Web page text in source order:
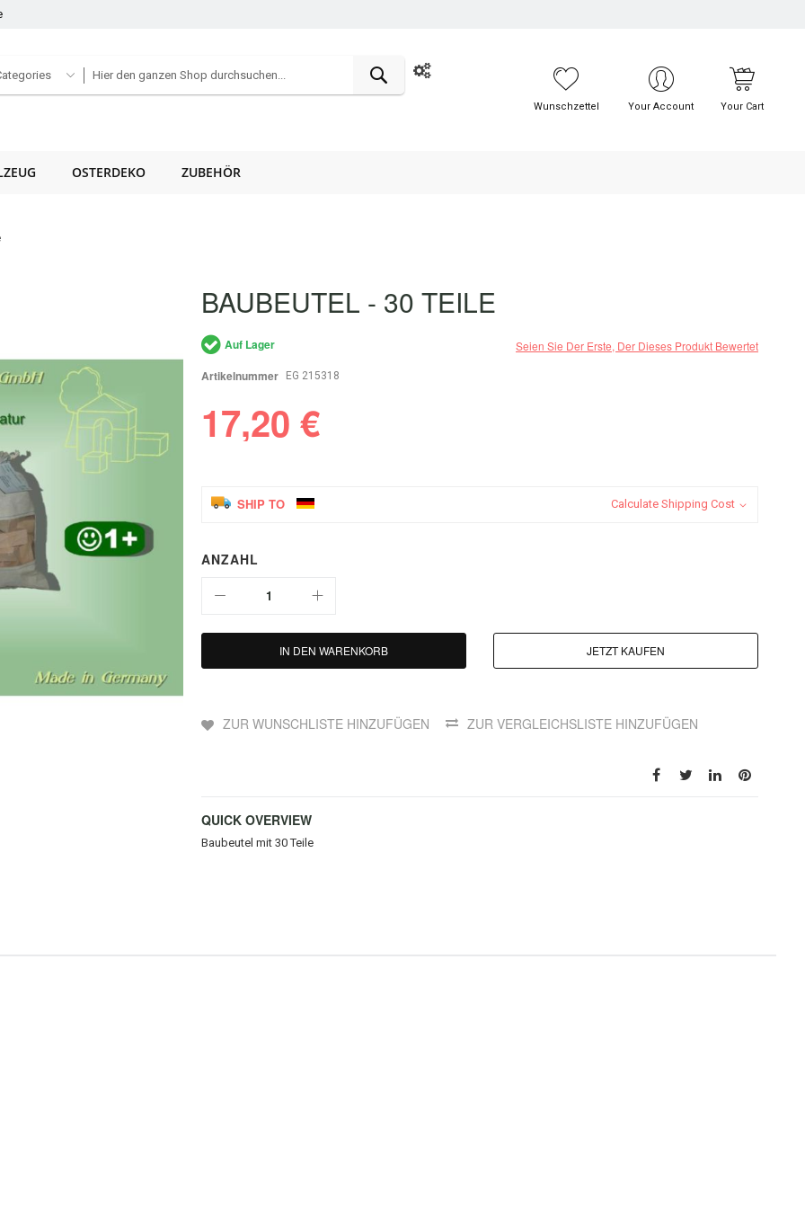
SUCHE
Wunschzettel Your Account Your Cart
OSTERDEKO ZUBEHÖR
BAUBEUTEL - 30 TEILE
Seien Sie Der Erste, Der Dieses Produkt Bewertet
Auf Lager
Artikelnummer
EG 215318
17,20 €
SHIP TO Calculate Shipping Cost
ANZAHL
IN DEN WARENKORB JETZT KAUFEN
ZUR WUNSCHLISTE HINZUFÜGEN ZUR VERGLEICHSLISTE HINZUFÜGEN
QUICK OVERVIEW
Baubeutel mit 30 Teile